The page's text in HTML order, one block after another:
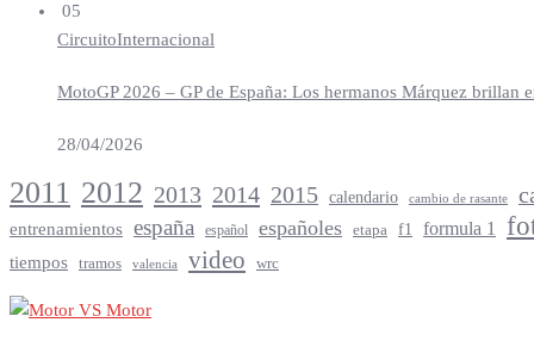
05
CircuitoInternacional
MotoGP 2026 – GP de España: Los hermanos Márquez
28/04/2026
2011 2012 2013 2014 2015 calendario cambio de rasante
entrenamientos españa español españoles etapa f1 formula 1
tiempos tramos valencia video wrc